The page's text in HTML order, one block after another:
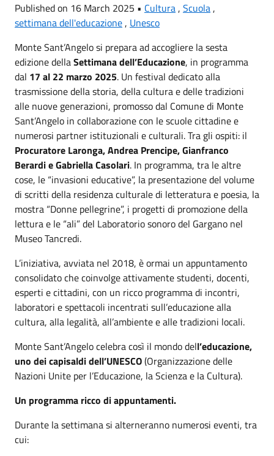
Published on 16 March 2025 • Cultura, Scuola,
settimana dell'educazione, Unesco
Monte Sant’Angelo si prepara ad accogliere la sesta
edizione dellaSettimana dell’Educazione, in programma
dal 17 al 22 marzo 2025. Un festival dedicato alla
trasmissione della storia, della cultura e delle tradizioni
alle nuove generazioni, promosso dal Comune di Monte
Sant’Angelo in collaborazione con le scuole cittadine e
numerosi partner istituzionali e culturali. Tra gli ospiti: il
Procuratore Laronga, Andrea Prencipe, Gianfranco
Berardi e Gabriella Casolari. In programma, tra le altre
cose, le “invasioni educative”, la presentazione del volume
di scritti della residenza culturale di letteratura e poesia, la
mostra “Donne pellegrine”, i progetti di promozione della
lettura e le “ali” del Laboratorio sonoro del Gargano nel
Museo Tancredi.
L’iniziativa, avviata nel 2018, è ormai un appuntamento
consolidato che coinvolge attivamente studenti, docenti,
esperti e cittadini, con un ricco programma di incontri,
laboratori e spettacoli incentrati sull’educazione alla
cultura, alla legalità, all’ambiente e alle tradizioni locali.
Monte Sant’Angelo celebra così il mondo dell’educazione,
uno dei capisaldi dell’UNESCO(Organizzazione delle
Nazioni Unite per l’Educazione, la Scienza e la Cultura).
Un programma ricco di appuntamenti.
Durante la settimana si alterneranno numerosi eventi, tra
cui: